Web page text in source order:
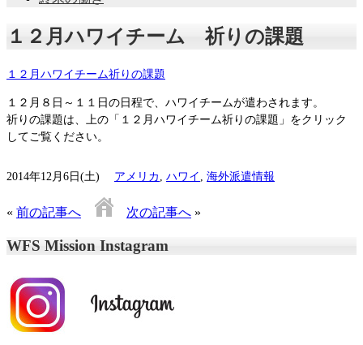
１２月ハワイチーム 祈りの課題
１２月ハワイチーム祈りの課題
１２月８日～１１日の日程で、ハワイチームが遣わされます。
祈りの課題は、上の「１２月ハワイチーム祈りの課題」をクリック
してご覧ください。
2014年12月6日(土) アメリカ ハワイ 海外派遣情報
« 前の記事へ 次の記事へ »
WFS Mission Instagram